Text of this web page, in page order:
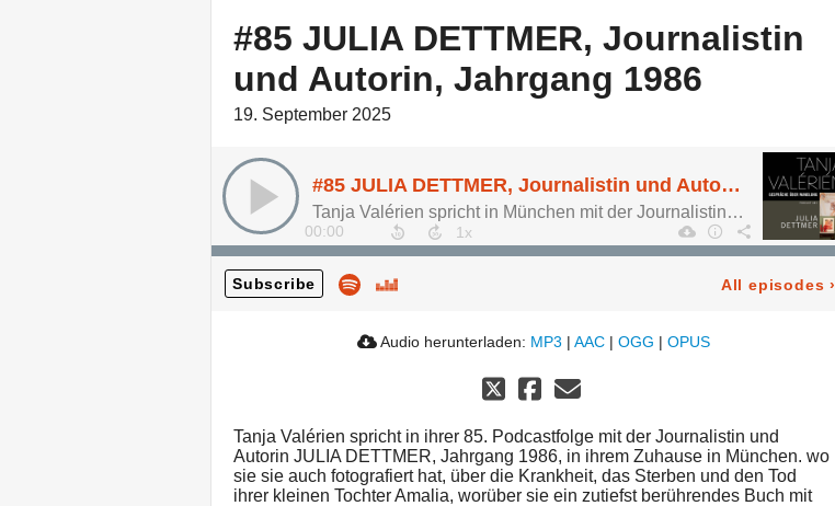
#85 JULIA DETTMER, Journalistin
und Autorin, Jahrgang 1986
19. September 2025
#85 JULIA DETTMER, Journalistin und Autorin, Jahrgang 1986
Tanja Valérien spricht in München mit der Journalistin und Autorin JULIA DETTMER, Jahrgang 1986
00:00
Subscribe All episodes ›
Audio herunterladen: MP3 | AAC | OGG | OPUS
Tanja Valérien spricht in ihrer 85. Podcastfolge mit der Journalistin und
Autorin JULIA DETTMER, Jahrgang 1986, in ihrem Zuhause in München. wo
sie sie auch fotografiert hat, über die Krankheit, das Sterben und den Tod
ihrer kleinen Tochter Amalia, worüber sie ein zutiefst berührendes Buch mit